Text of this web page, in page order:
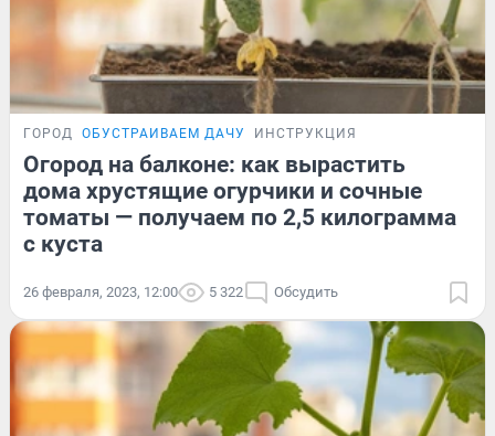
ГОРОД ОБУСТРАИВАЕМ ДАЧУ ИНСТРУКЦИЯ
Огород на балконе: как вырастить
дома хрустящие огурчики и сочные
томаты — получаем по 2,5 килограмма
с куста
26 февраля, 2023, 12:00 5 322 Обсудить